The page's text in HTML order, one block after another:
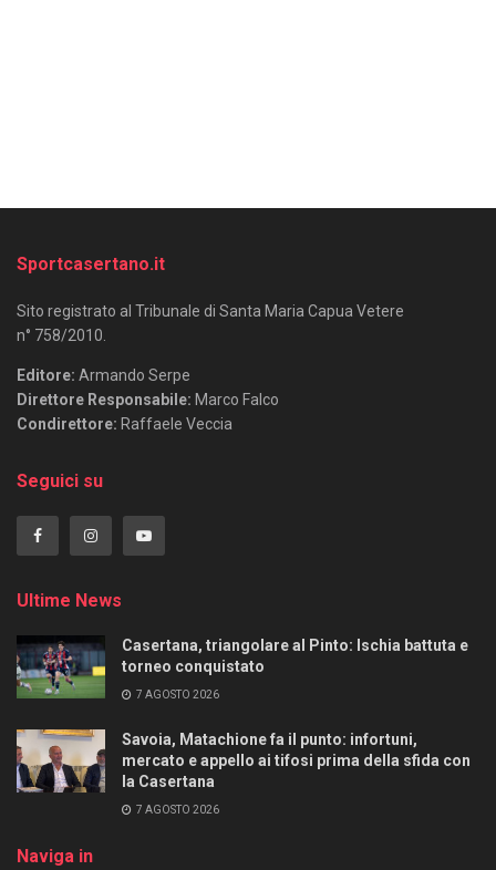
Sportcasertano.it
Sito registrato al Tribunale di Santa Maria Capua Vetere
n° 758/2010.
Editore: Armando Serpe
Direttore Responsabile: Marco Falco
Condirettore: Raffaele Veccia
Seguici su
Ultime News
Casertana, triangolare al Pinto: Ischia battuta e
torneo conquistato
7 AGOSTO 2026
Savoia, Matachione fa il punto: infortuni,
mercato e appello ai tifosi prima della sfida con
la Casertana
7 AGOSTO 2026
Naviga in